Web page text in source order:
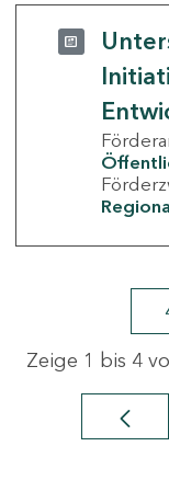
Zeige 1 bis 4